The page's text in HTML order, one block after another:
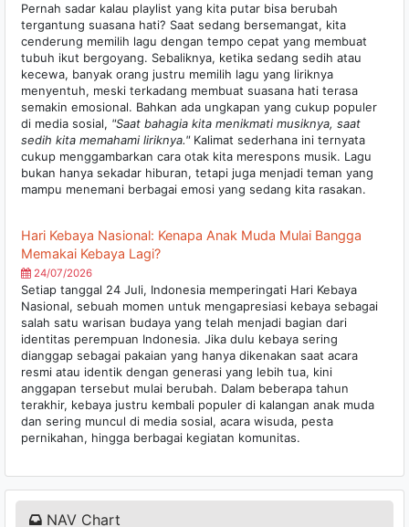
Pernah sadar kalau playlist yang kita putar bisa berubah
tergantung suasana hati? Saat sedang bersemangat, kita
cenderung memilih lagu dengan tempo cepat yang membuat
tubuh ikut bergoyang. Sebaliknya, ketika sedang sedih atau
kecewa, banyak orang justru memilih lagu yang liriknya
menyentuh, meski terkadang membuat suasana hati terasa
semakin emosional. Bahkan ada ungkapan yang cukup populer
di media sosial, "Saat bahagia kita menikmati musiknya, saat
sedih kita memahami liriknya." Kalimat sederhana ini ternyata
cukup menggambarkan cara otak kita merespons musik. Lagu
bukan hanya sekadar hiburan, tetapi juga menjadi teman yang
mampu menemani berbagai emosi yang sedang kita rasakan.
Hari Kebaya Nasional: Kenapa Anak Muda Mulai Bangga
Memakai Kebaya Lagi?
24/07/2026
Setiap tanggal 24 Juli, Indonesia memperingati Hari Kebaya
Nasional, sebuah momen untuk mengapresiasi kebaya sebagai
salah satu warisan budaya yang telah menjadi bagian dari
identitas perempuan Indonesia. Jika dulu kebaya sering
dianggap sebagai pakaian yang hanya dikenakan saat acara
resmi atau identik dengan generasi yang lebih tua, kini
anggapan tersebut mulai berubah. Dalam beberapa tahun
terakhir, kebaya justru kembali populer di kalangan anak muda
dan sering muncul di media sosial, acara wisuda, pesta
pernikahan, hingga berbagai kegiatan komunitas.
NAV Chart